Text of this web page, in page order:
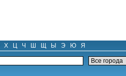
Х Ц Ч Ш Щ Ы Э Ю Я